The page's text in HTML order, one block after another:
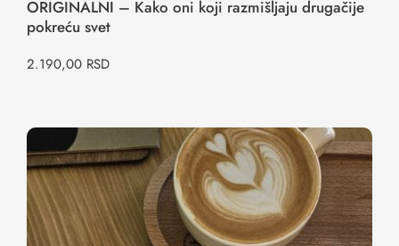
ORIGINALNI – Kako oni koji razmišljaju drugačije
pokreću svet
2.190,00 RSD